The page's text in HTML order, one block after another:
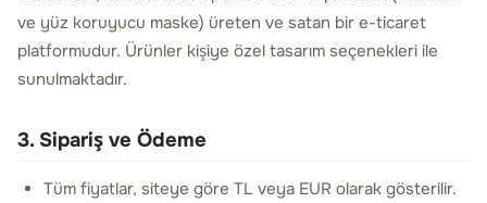
ve yüz koruyucu maske) üreten ve satan bir e-ticaret
platformudur. Ürünler kişiye özel tasarım seçenekleri ile
sunulmaktadır.
3. Sipariş ve Ödeme
Tüm fiyatlar, siteye göre TL veya EUR olarak gösterilir.